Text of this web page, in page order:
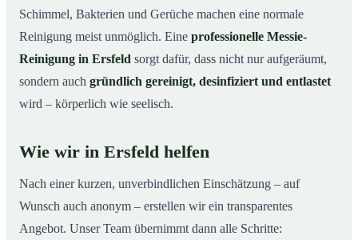
Schimmel, Bakterien und Gerüche machen eine normale
Reinigung meist unmöglich. Eine professionelle Messie-
Reinigung in Ersfeld sorgt dafür, dass nicht nur aufgeräumt,
sondern auch gründlich gereinigt, desinfiziert und entlastet
wird – körperlich wie seelisch.
Wie wir in Ersfeld helfen
Nach einer kurzen, unverbindlichen Einschätzung – auf
Wunsch auch anonym – erstellen wir ein transparentes
Angebot. Unser Team übernimmt dann alle Schritte: